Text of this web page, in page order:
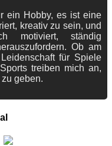
ein Hobby, es ist eine
kreativ zu sein, und
motiviert, ständig
Ob am
für Spiele
treiben mich an,
geben.